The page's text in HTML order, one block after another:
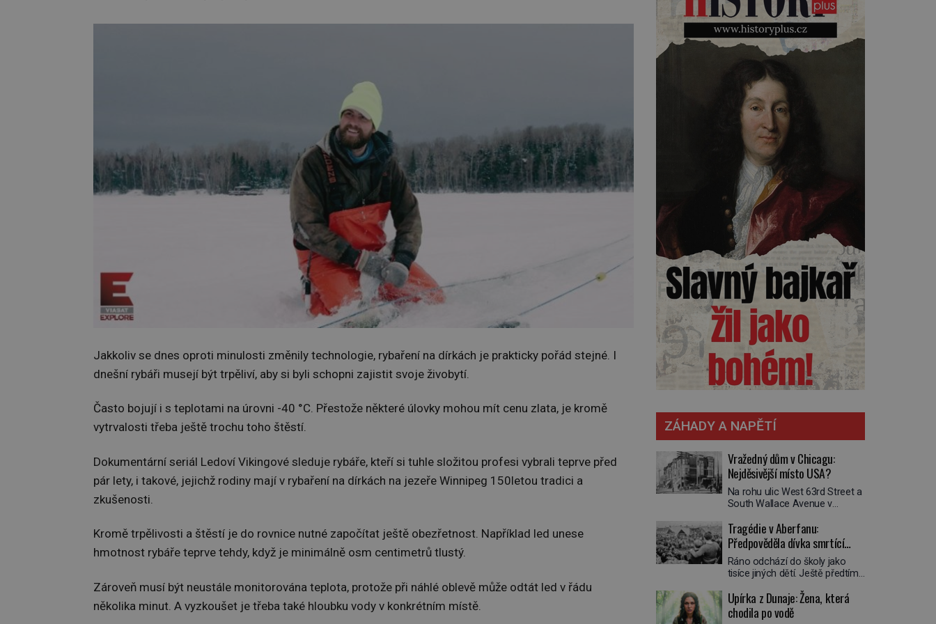
Jakkoliv se dnes oproti minulosti změnily technologie, rybaření na dírkách je prakticky pořád stejné. I
dnešní rybáři musejí být trpěliví, aby si byli schopni zajistit svoje živobytí.
Často bojují i s teplotami na úrovni -40 °C. Přestože některé úlovky mohou mít cenu zlata, je kromě
vytrvalosti třeba ještě trochu toho štěstí.
Dokumentární seriál Ledoví Vikingové sleduje rybáře, kteří si tuhle složitou profesi vybrali teprve před
pár lety, i takové, jejichž rodiny mají v rybaření na dírkách na jezeře Winnipeg 150letou tradici a
zkušenosti.
Kromě trpělivosti a štěstí je do rovnice nutné započítat ještě obezřetnost. Například led unese
hmotnost rybáře teprve tehdy, když je minimálně osm centimetrů tlustý.
Zároveň musí být neustále monitorována teplota, protože při náhlé oblevě může odtát led v řádu
několika minut. A vyzkoušet je třeba také hloubku vody v konkrétním místě.
Kearnsovým zlepšovákem.
Začíná spor, kterému génius
obětuje vše – čas, rodinu i sám
sebe. Američan Robert William
Kearns (1927–2005), který
během vlastní svatby přijde […]
ZÁHADY A NAPĚTÍ
Vražedný dům v Chicagu:
Nejděsivější místo USA?
Na rohu ulic West 63rd Street a
South Wallace Avenue v
Nemá žádný speciální nápis ani
pamětní desku. A přesto prý
místní zaměstnanci neradi
chodí do sklepa. Právě tady
totiž sídlil sériový vrah H. H.
nejpropracovanější past na lidi
v dějinách americké
Tragédie v Aberfanu:
Předpověděla dívka smrtící
sesuv půdy?
Ráno odchází do školy jako
tisíce jiných dětí. Ještě předtím
snem. Ve škole, kterou dobře
zná, tentokrát nevidí budovu ani
spolužáky. Místo nich se před ní
Upírka z Dunaje: Žena, která
chodila po vodě